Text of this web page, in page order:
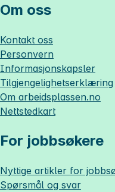
Om oss
Kontakt oss
Personvern
Informasjonskapsler
Tilgjengelighetserklæring
Om arbeidsplassen.no
Nettstedkart
For jobbsøkere
Nyttige artikler for
Spørsmål og svar